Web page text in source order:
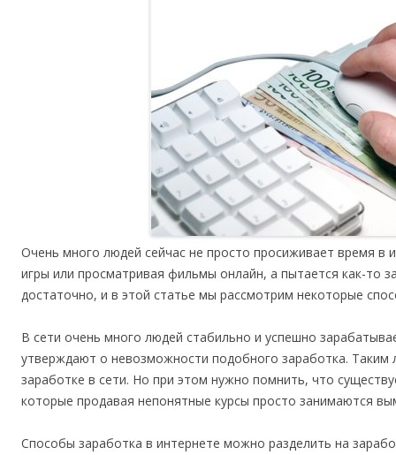
Очень много людей сейчас не просто просиживает время в
игры или просматривая фильмы онлайн, а пытается как-то
достаточно, и в этой статье мы рассмотрим некоторые
В сети очень много людей стабильно и успешно
утверждают о невозможности подобного заработка.
заработке в сети. Но при этом нужно помнить, что
которые продавая непонятные курсы просто занимаются
Способы заработка в интернете можно разделить на